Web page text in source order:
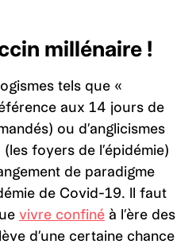
millénaire !
tels que «
aux 14 jours de
ou d’anglicismes
foyers de l’épidémie)
de paradigme
de Covid-19. Il faut
vivre confiné à l’ère des
d’une certaine chance